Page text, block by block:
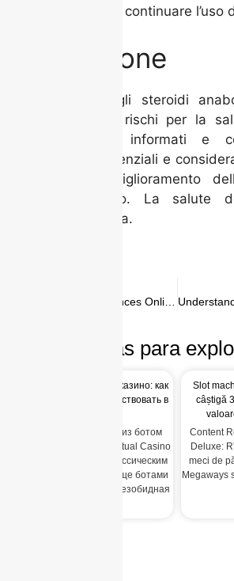
di iniziare o continuare l’uso
Conclusione
In conclusione, gli steroidi
presentare gravi rischi per la
cruciale essere informati e
conseguenze potenziali e
sicure per il miglioramento
dell’aspetto fisico. La salute
essere prioritizzata.
Más para
Бонусы во диалоговый-казино: как
возыметь а также задействовать в
Content Ознакомиться из ботом
можно в этом месте – Virtual Casino
Bot Различия между классическим
онлайновый-казино а еще ботами
Telegram-игорный дом Безобидная
Slot
câștigă
Content
Deluxe:
meci de
Megaways